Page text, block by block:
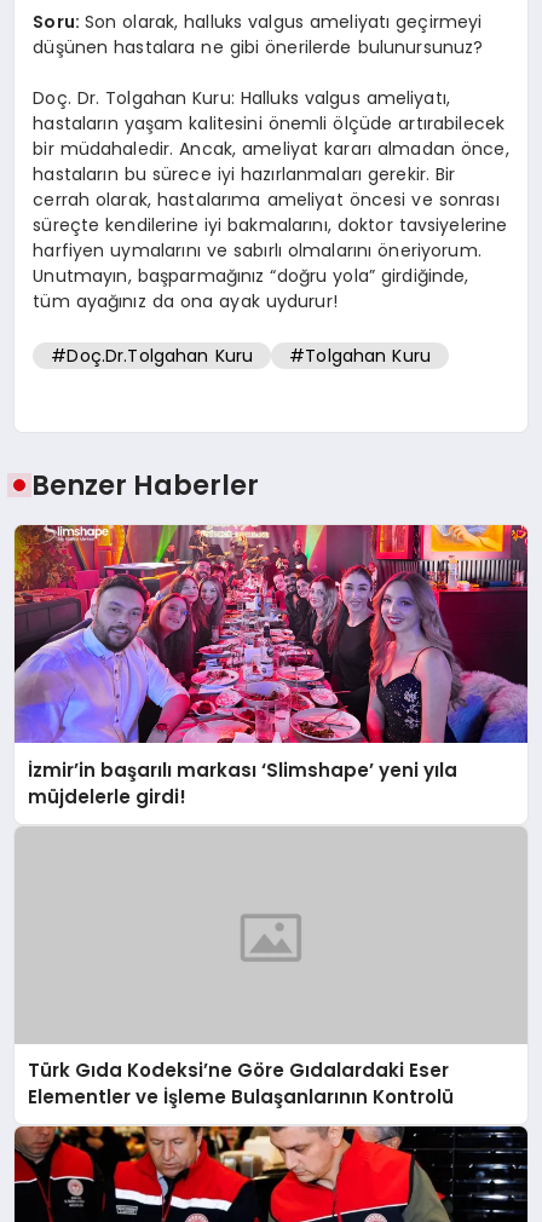
Soru: Son olarak, halluks valgus ameliyatı geçirmeyi
düşünen hastalara ne gibi önerilerde bulunursunuz?
Doç. Dr. Tolgahan Kuru: Halluks valgus ameliyatı,
hastaların yaşam kalitesini önemli ölçüde artırabilecek
bir müdahaledir. Ancak, ameliyat kararı almadan önce,
hastaların bu sürece iyi hazırlanmaları gerekir. Bir
cerrah olarak, hastalarıma ameliyat öncesi ve sonrası
süreçte kendilerine iyi bakmalarını, doktor tavsiyelerine
harfiyen uymalarını ve sabırlı olmalarını öneriyorum.
Unutmayın, başparmağınız “doğru yola” girdiğinde,
tüm ayağınız da ona ayak uydurur!
#Doç.Dr.Tolgahan Kuru #Tolgahan Kuru
Benzer Haberler
İzmir’in başarılı markası ‘Slimshape’ yeni yıla
müjdelerle girdi!
Türk Gıda Kodeksi’ne Göre Gıdalardaki Eser
Elementler ve İşleme Bulaşanlarının Kontrolü